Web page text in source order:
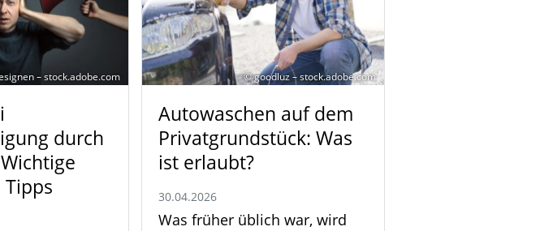
– stock.adobe.com
durch
Tipps
© goodluz – stock.adobe.com
Autowaschen auf dem
Privatgrundstück: Was
ist erlaubt?
30.04.2026
Was früher üblich war, wird